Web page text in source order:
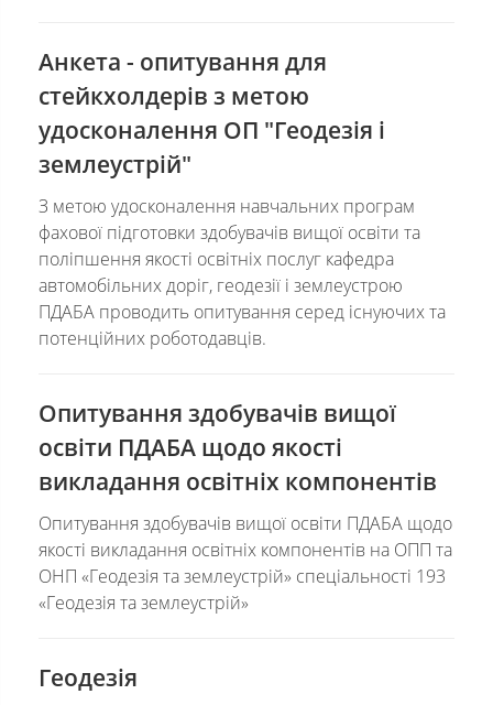
Анкета - опитування для
стейкхолдерів з метою
удосконалення ОП "Геодезія і
землеустрій"
З метою удосконалення навчальних програм
фахової підготовки здобувачів вищої освіти та
поліпшення якості освітніх послуг кафедра
автомобільних доріг, геодезії і землеустрою
ПДАБА проводить опитування серед існуючих та
потенційних роботодавців.
Опитування здобувачів вищої
освіти ПДАБА щодо якості
викладання освітніх компонентів
Опитування здобувачів вищої освіти ПДАБА щодо
якості викладання освітніх компонентів на ОПП та
ОНП «Геодезія та землеустрій» спеціальності 193
«Геодезія та землеустрій»
Геодезія